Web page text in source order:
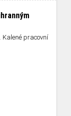
Kalené pracovní